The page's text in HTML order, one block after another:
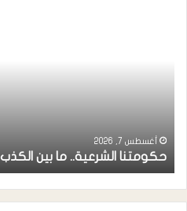
أغسطس 7, 2026
حكومتنا الشرعية.. ما بين